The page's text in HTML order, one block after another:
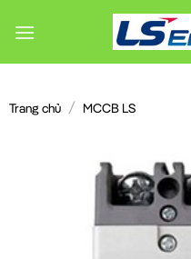
đến
Trang chủ / MCCB LS